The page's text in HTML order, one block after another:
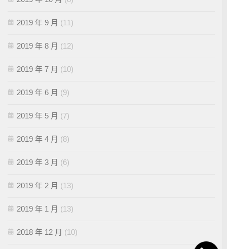
2019 年 9 月 (11)
2019 年 8 月 (12)
2019 年 7 月 (10)
2019 年 6 月 (9)
2019 年 5 月 (7)
2019 年 4 月 (8)
2019 年 3 月 (6)
2019 年 2 月 (13)
2019 年 1 月 (13)
2018 年 12 月 (10)